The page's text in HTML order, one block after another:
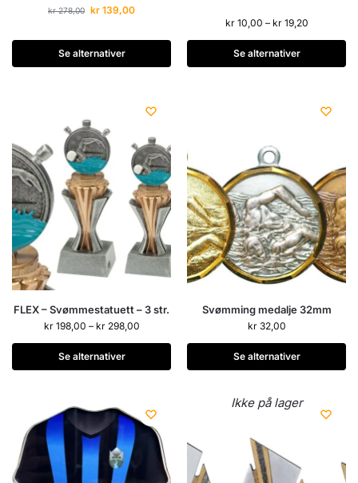
kr278,00 kr 139,00
Se alternativer
kr10,00 – kr19,20
Se alternativer
FLEX – Svømmestatuett – 3 str.
kr198,00 – kr298,00
Se alternativer
Svømming medalje 32mm
kr32,00
Se alternativer
Ikke på lager